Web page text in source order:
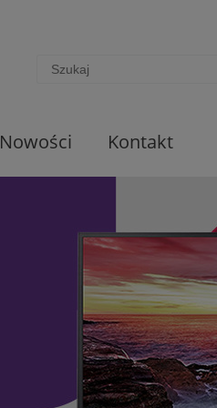
Nowości Kontakt